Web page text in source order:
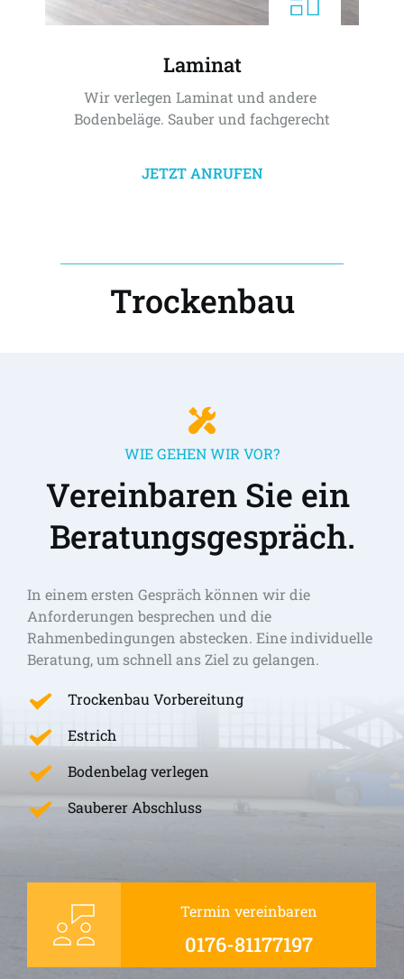
Laminat
Wir verlegen Laminat und andere
Bodenbeläge. Sauber und fachgerecht
JETZT ANRUFEN
Trockenbau
WIE GEHEN WIR VOR?
Vereinbaren Sie ein
Beratungsgespräch.
In einem ersten Gespräch können wir die
Anforderungen besprechen und die
Rahmenbedingungen abstecken. Eine individuelle
Beratung, um schnell ans Ziel zu gelangen.
Trockenbau Vorbereitung
Estrich
Bodenbelag verlegen
Sauberer Abschluss
Termin vereinbaren
0176-81177197